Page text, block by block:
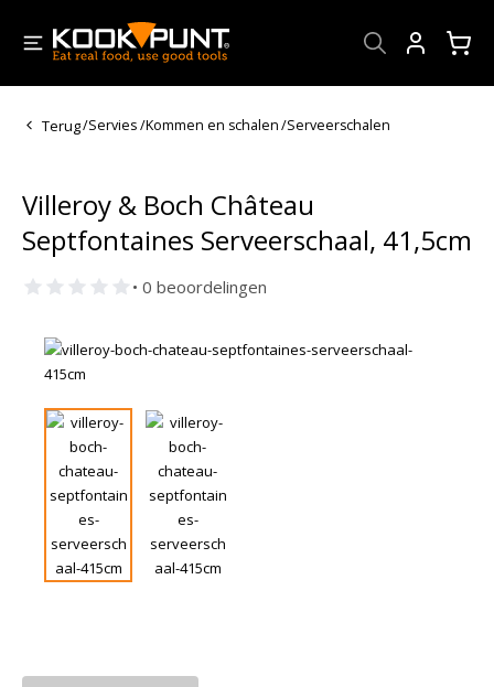
Terug/Servies/Kommen en schalen/Serveerschalen
Villeroy & Boch Château
Septfontaines Serveerschaal, 41,5cm
• 0 beoordelingen